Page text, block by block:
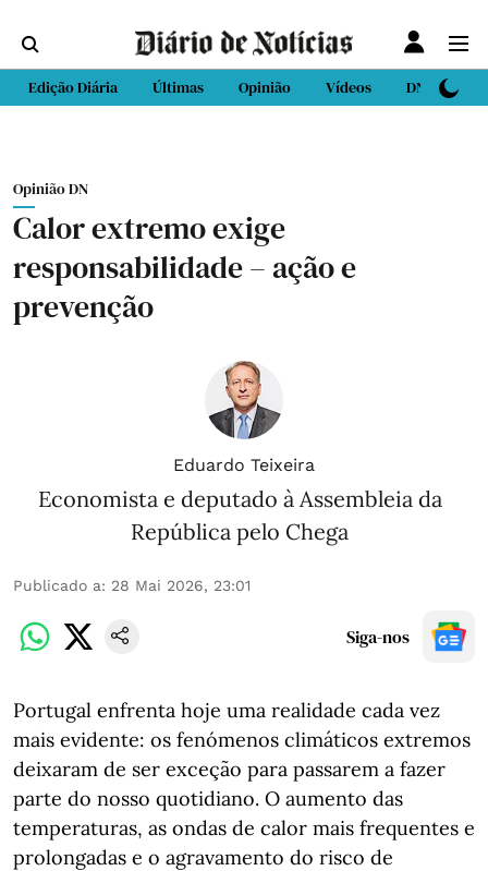
Edição Diária Últimas Opinião Vídeos DN Sport
Opinião DN
Calor extremo exige
responsabilidade – ação e
prevenção
Eduardo Teixeira
Economista e deputado à Assembleia da
República pelo Chega
Publicado a: 28 Mai 2026, 23:01
Siga-nos
Portugal enfrenta hoje uma realidade cada vez
mais evidente: os fenómenos climáticos extremos
deixaram de ser exceção para passarem a fazer
parte do nosso quotidiano. O aumento das
temperaturas, as ondas de calor mais frequentes e
prolongadas e o agravamento do risco de